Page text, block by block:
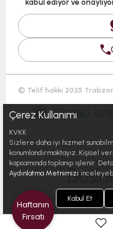
kabul ediyor ve
© Telif hakkı 2025
Çerez Kullanımı
KVKK
Sizlere daha iyi hizmet
konumlandırmaktayız. Kişisel
kapsamında toplanıp işlenir.
Aydınlatma Metnimizi
Kabul Et
Haftanın
Fırsatı